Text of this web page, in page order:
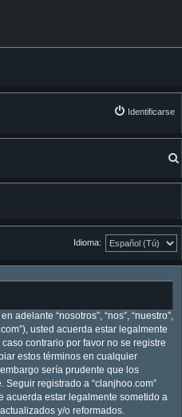
Identificarse
Idioma:
adelante “nosotros”, “nos”, “nuestro”,
usted acuerda estar legalmente
contrario por favor no se registre
estos términos en cualquier
sería prudente que los
registrado a “clanjhoo.com”
acuerda estar legalmente sometido a
y/o reformados.